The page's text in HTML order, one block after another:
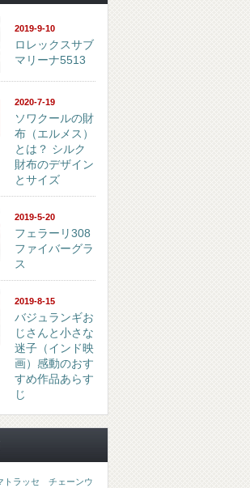
2019-9-10
ロレックスサブ
マリーナ5513
2020-7-19
ソワクールの財
布（エルメス）
とは？ シルク
財布のデザイン
とサイズ
2019-5-20
フェラーリ308
ファイバーグラ
ス
2019-8-15
バジュランギお
じさんと小さな
迷子（インド映
画）感動のおす
すめ作品あらす
じ
トラッセ チェーンウ